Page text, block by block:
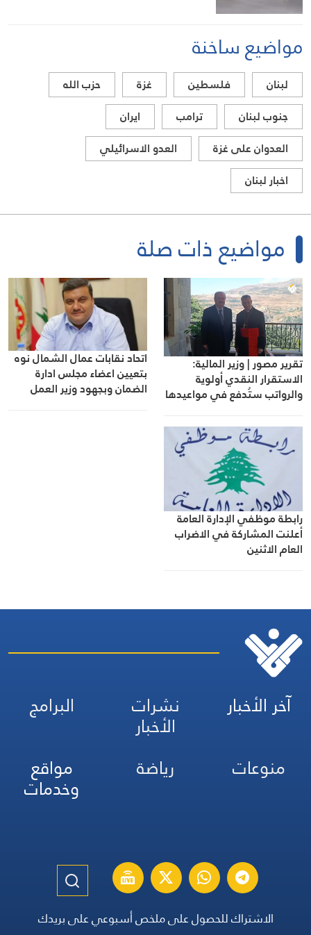
مواضيع ساخنة
لبنان فلسطين غزة
حزب الله
جنوب لبنان
ترامب
ايران
العدوان على غزة
العدو الاسرائيلي
اخبار لبنان
مواضيع ذات صلة
تقرير مصور | وزير المالية:
الاستقرار النقدي أولوية
والرواتب ستُدفع في مواعيدها
اتحاد نقابات عمال الشمال نوه
بتعيين اعضاء مجلس ادارة
الضمان وبجهود وزير العمل
رابطة موظفي الإدارة العامة
أعلنت المشاركة في الاضراب
العام الاثنين
آخر الأخبار نشرات
الأخبار
البرامج
منوعات
رياضة مواقع
وخدمات
الاشتراك للحصول على ملخص أسبوعي على بريدك